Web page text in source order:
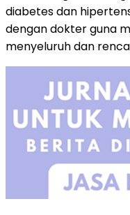
diabetes dan
dengan dokter guna
menyeluruh dan